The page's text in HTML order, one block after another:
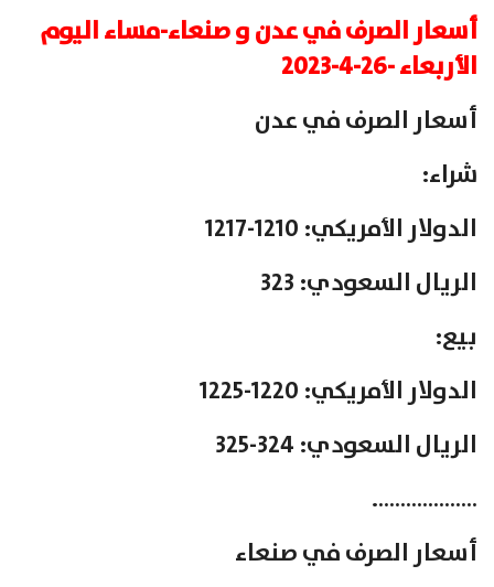
أسعار الصرف في عدن و صنعاء-مساء اليوم
الأربعاء -26-4-2023
أسعار الصرف في عدن
شراء:
الدولار الأمريكي: 1210-1217
الريال السعودي: 323
بيع:
الدولار الأمريكي: 1220-1225
الريال السعودي: 324-325
……………….
أسعار الصرف في صنعاء